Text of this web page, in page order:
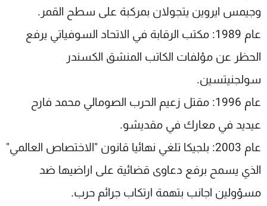
وجيمس ايروين يتجولان بمركبة على سطح القمر.
عام 1989: مكتب الرقابة في الاتحاد السوفياتي يرفع
الحظر عن مؤلفات الكاتب المنشق الكسندر
سولجنيتسين.
عام 1996: مقتل زعيم الحرب الصومالي محمد فارح
عيديد في معارك في مقديشو.
عام 2003: بلجيكا تلغي نهائيا قانون "الاختصاص العالمي"
الذي يسمح برفع دعاوى قضائية على اراضيها ضد
مسؤولين اجانب بتهمة ارتكاب جرائم حرب.